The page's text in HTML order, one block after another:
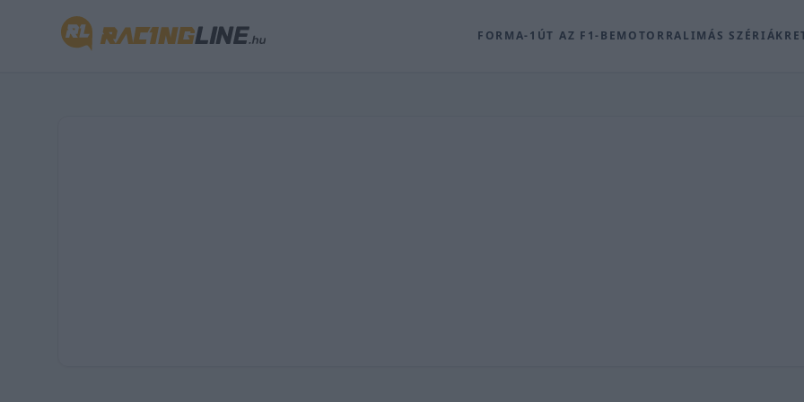
FORMA-1 ÚT AZ F1-BEMOTORRALIMÁS SZÉRIÁK